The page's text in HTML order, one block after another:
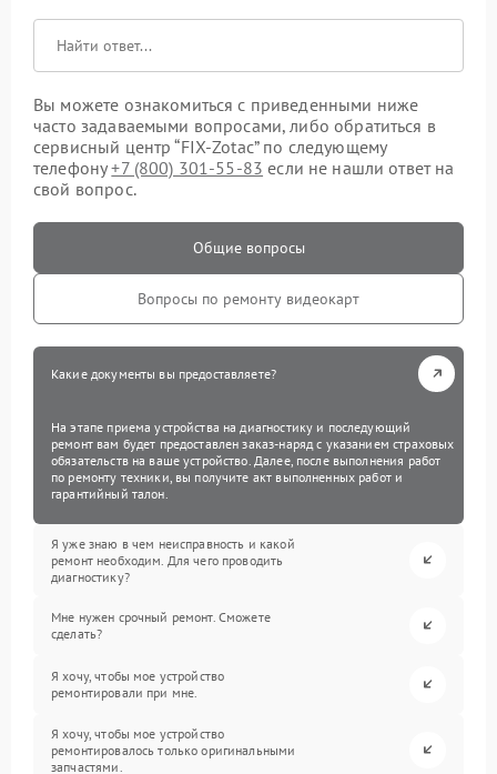
Вы можете ознакомиться с приведенными ниже
часто задаваемыми вопросами, либо обратиться в
сервисный центр “FIX-Zotac” по следующему
телефону+7 (800) 301-55-83 если не нашли ответ на
свой вопрос.
Общие вопросы
Вопросы по ремонту видеокарт
Какие документы вы предоставляете?
На этапе приема устройства на диагностику и последующий
ремонт вам будет предоставлен заказ-наряд с указанием страховых
обязательств на ваше устройство. Далее, после выполнения работ
по ремонту техники, вы получите акт выполненных работ и
гарантийный талон.
Я уже знаю в чем неисправность и какой
ремонт необходим. Для чего проводить
диагностику?
Мне нужен срочный ремонт. Сможете
сделать?
Я хочу, чтобы мое устройство
ремонтировали при мне.
Я хочу, чтобы мое устройство
ремонтировалось только оригинальными
запчастями.